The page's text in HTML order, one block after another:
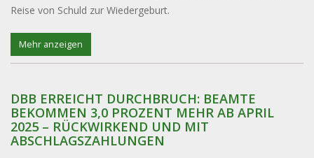
Reise von Schuld zur Wiedergeburt.
Mehr anzeigen
DBB ERREICHT DURCHBRUCH: BEAMTE
BEKOMMEN 3,0 PROZENT MEHR AB APRIL
2025 – RÜCKWIRKEND UND MIT
ABSCHLAGSZAHLUNGEN